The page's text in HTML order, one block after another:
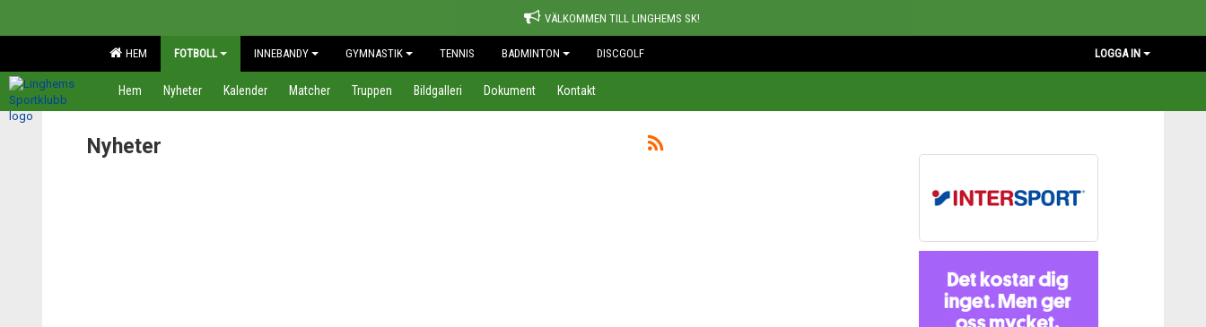
VÄLKOMMEN TILL LINGHEMS SK!
HEM FOTBOLL INNEBANDY GYMNASTIK TENNIS BADMINTON DISCGOLF LOGGA IN
Hem Nyheter Kalender Matcher Truppen Bildgalleri Dokument Kontakt
Nyheter